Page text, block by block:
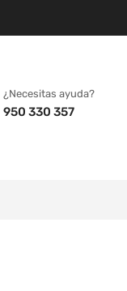
¿Necesitas ayuda?
950 330 357